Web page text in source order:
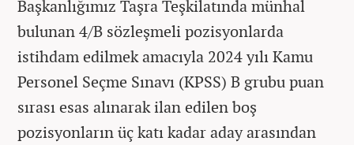
Başkanlığımız Taşra Teşkilatında münhal
bulunan 4/B sözleşmeli pozisyonlarda
istihdam edilmek amacıyla 2024 yılı Kamu
Personel Seçme Sınavı (KPSS) B grubu puan
sırası esas alınarak ilan edilen boş
pozisyonların üç katı kadar aday arasından